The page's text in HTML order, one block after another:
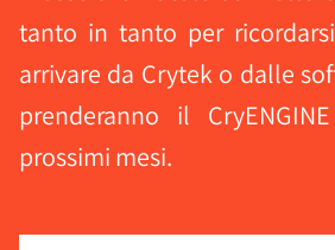
tanto in tanto per
arrivare da Crytek o dalle
prenderanno il
prossimi mesi.